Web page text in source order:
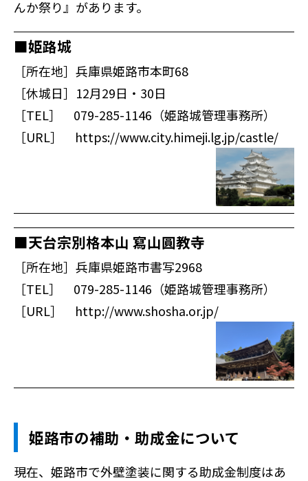
んか祭り』があります。
■姫路城
［所在地］兵庫県姫路市本町68
［休城日］12月29日・30日
［TEL］ 079-285-1146（姫路城管理事務所）
［URL］ https://www.city.himeji.lg.jp/castle/
■天台宗別格本山 寫山圓教寺
［所在地］兵庫県姫路市書写2968
［TEL］ 079-285-1146（姫路城管理事務所）
［URL］ http://www.shosha.or.jp/
姫路市の補助・助成金について
現在、姫路市で外壁塗装に関する助成金制度はあ